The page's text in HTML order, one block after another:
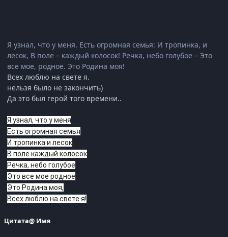
Я узнал, что у меня. Есть огромная семья: И тропинка, и
лесок, В поле – каждый колосок! Речка, небо голубое – Это
все мое, родное. Это Родина моя!
Всех люблю на свете я.
нельзя было не закончить)
Да это был герой того времени..
Я узнал, что у меня
Есть огромная семья
И тропинка и лесок
В поле каждый колосок
Речка, небо голубое
Это все мое родное
Это Родина моя,
Всех люблю на свете я!
Цитата@ Имя